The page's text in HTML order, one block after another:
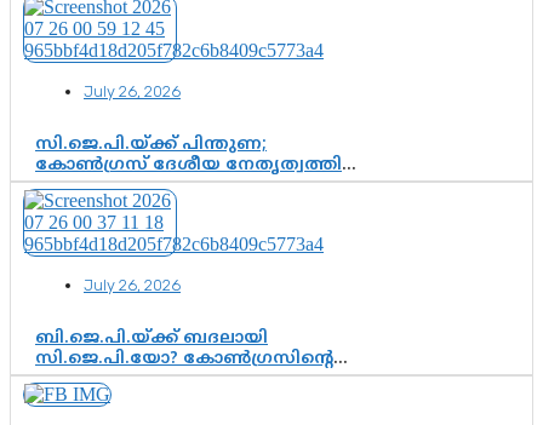
വിജയനെ ചോദ്യം ചെയ്യുന്നതിൽ ഉടൻ
തീരുമാനം; വീണയ്‌ക്കെതിരെ
കൂടുതൽ തെളിവുകൾ പരിശോധിച്ച്
July 26, 2026
സി.ജെ.പി.യ്ക്ക് പിന്തുണ;
കോൺഗ്രസ് ദേശീയ നേതൃത്വത്തിൽ
ആശങ്കയോ? പാർട്ടിക്കുള്ളിൽ
ഭിന്നാഭിപ്രായമെന്ന വിലയിരുത്തൽ
July 26, 2026
ബി.ജെ.പി.യ്ക്ക് ബദലായി
സി.ജെ.പി.യോ? കോൺഗ്രസിന്റെ
രാഷ്ട്രീയ ഇടം കൈവശപ്പെടുത്താൻ
സിജെപി ഉയർന്നുകഴിഞ്ഞോ?